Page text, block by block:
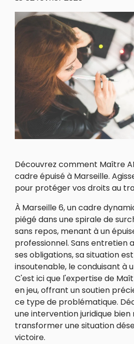
Découvrez comment Maître
cadre épuisé à Marseille.
pour protéger vos droits au
À Marseille 6, un cadre
piégé dans une spirale de
sans repos, menant à un
professionnel. Sans entretien
ses obligations, sa situation
insoutenable, le conduisant à
C'est ici que l'expertise de
en jeu, offrant un soutien
ce type de problématique.
une intervention juridique
transformer une situation
victoire.